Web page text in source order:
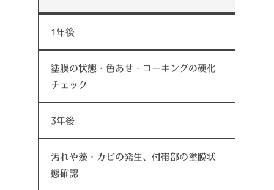
1年後
塗膜の状態・色あせ・コーキングの硬化
チェック
3年後
汚れや藻・カビの発生、付帯部の塗膜状
態確認